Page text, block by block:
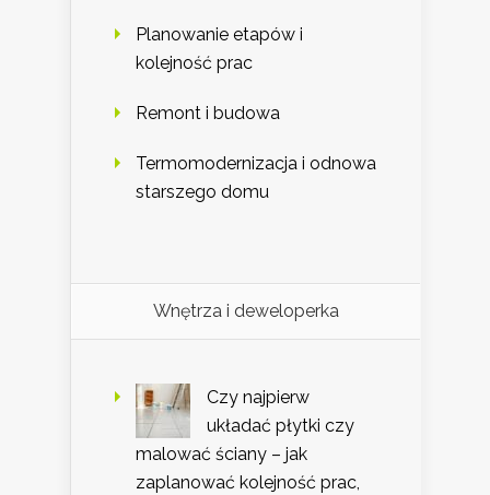
Planowanie etapów i
kolejność prac
Remont i budowa
Termomodernizacja i odnowa
starszego domu
Wnętrza i deweloperka
Czy najpierw
układać płytki czy
malować ściany – jak
zaplanować kolejność prac,